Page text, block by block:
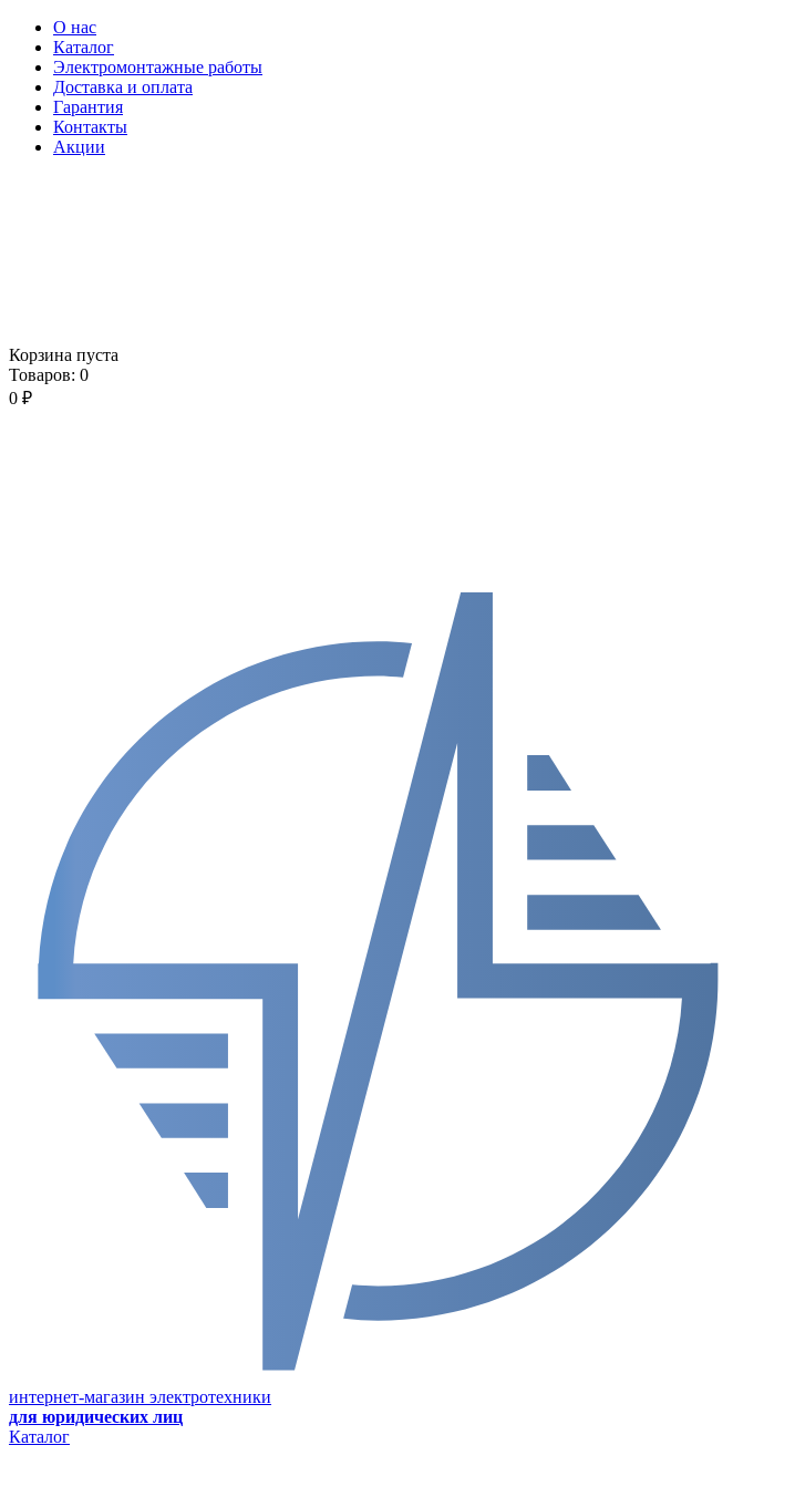
О нас
Каталог
Электромонтажные работы
Доставка и оплата
Гарантия
Контакты
Акции
Корзина пуста
Товаров: 0
0 ₽
интернет-магазин электротехники
для юридических лиц
Каталог